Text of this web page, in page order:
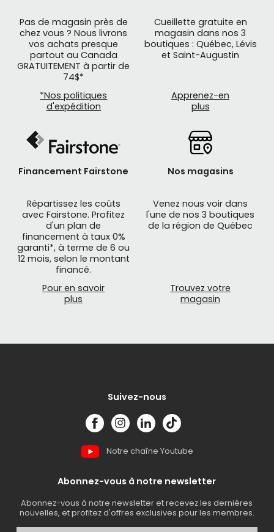
Pas de magasin près de
chez vous ? Nous livrons
vos achats presque
partout au Canada
GRATUITEMENT à partir de
74$*
*Nos politiques
d'expédition
Cueillette gratuite en
magasin dans nos 3
boutiques : Québec, Lévis
et Saint-Augustin
Apprenez-en
plus
Financement Fairstone
Répartissez les coûts
avec Fairstone. Profitez
d'un plan de
financement à taux 0%
garanti*, à terme de 6 ou
12 mois, selon le montant
financé.
Pour en savoir
plus
Nos magasins
Venez nous voir dans
l'une de nos 3 boutiques
de la région de Québec
Trouvez votre
magasin
Suivez-nous
Notre chaîne Youtube
Abonnez-vous à notre newsletter
Abonnez-vous à notre newsletter et recevez les dernières
nouvelles, et profitez d'offres exclusives pour les membres.